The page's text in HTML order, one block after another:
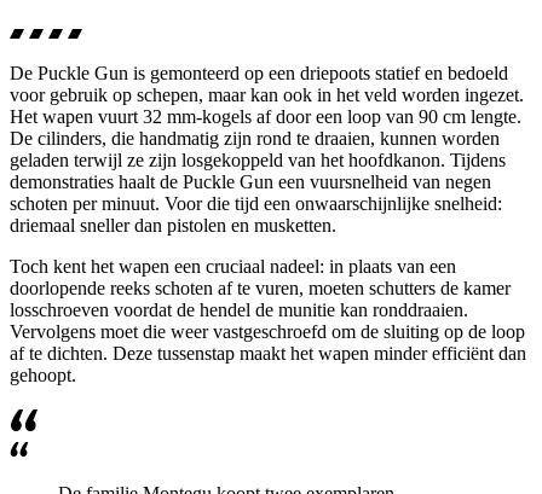
De Puckle Gun is gemonteerd op een driepoots statief en bedoeld
voor gebruik op schepen, maar kan ook in het veld worden ingezet.
Het wapen vuurt 32 mm-kogels af door een loop van 90 cm lengte.
De cilinders, die handmatig zijn rond te draaien, kunnen worden
geladen terwijl ze zijn losgekoppeld van het hoofdkanon. Tijdens
demonstraties haalt de Puckle Gun een vuursnelheid van negen
schoten per minuut. Voor die tijd een onwaarschijnlijke snelheid:
driemaal sneller dan pistolen en musketten.
Toch kent het wapen een cruciaal nadeel: in plaats van een
doorlopende reeks schoten af te vuren, moeten schutters de kamer
losschroeven voordat de hendel de munitie kan ronddraaien.
Vervolgens moet die weer vastgeschroefd om de sluiting op de loop
af te dichten. Deze tussenstap maakt het wapen minder efficiënt dan
gehoopt.